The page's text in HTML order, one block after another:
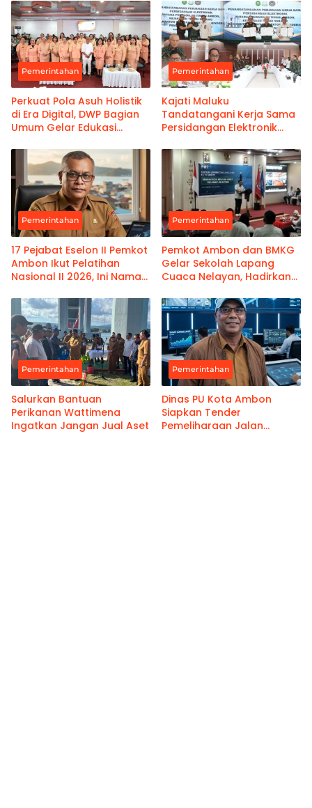
Pemerintahan
Perkuat Pola Asuh Holistik
di Era Digital, DWP Bagian
Umum Gelar Edukasi
Pemerintahan
Kajati Maluku
Tandatangani Kerja Sama
Persidangan Elektronik
Kanwil Pemasyarakatan
Maluku
Pemerintahan
17 Pejabat Eselon II Pemkot
Ambon Ikut Pelatihan
Nasional II 2026, Ini Nama-
Pemerintahan
Pemkot Ambon dan BMKG
Gelar Sekolah Lapang
Cuaca Nelayan, Hadirkan
Pemerintahan
Salurkan Bantuan
Perikanan Wattimena
Ingatkan Jangan Jual Aset
Pemerintahan
Dinas PU Kota Ambon
Siapkan Tender
Pemeliharaan Jalan